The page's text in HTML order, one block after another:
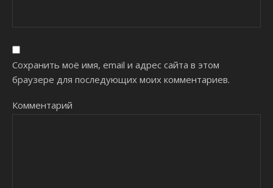
Сохранить моё имя, email и адрес сайта в этом
браузере для последующих моих комментариев.
Комментарий